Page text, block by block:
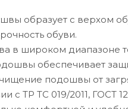
образует с верхом
обуви.
в широком диапазоне
обеспечивает
подошвы от
с ТР ТС 019/2011, ГОСТ